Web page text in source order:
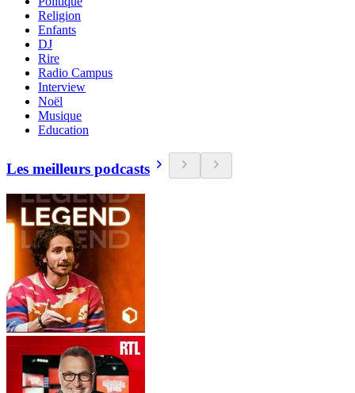
Religion
Enfants
DJ
Rire
Radio Campus
Interview
Noël
Musique
Education
Les meilleurs podcasts